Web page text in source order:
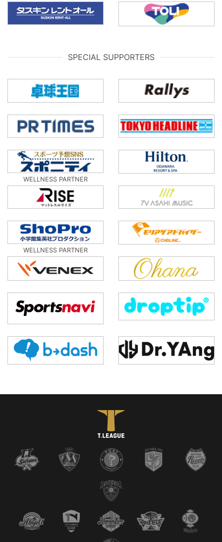
SPECIAL SUPPORTERS
WELLNESS PARTNER
WELLNESS PARTNER